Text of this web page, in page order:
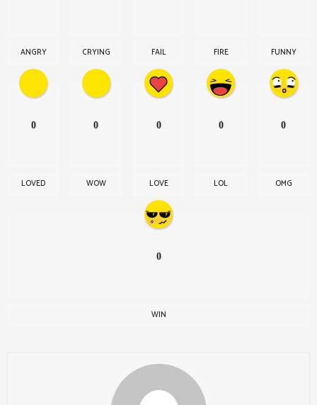
ANGRY CRYING FAIL FIRE FUNNY
0
LOVED
0
WOW
0
LOVE
0
LOL
0
OMG
0
WIN